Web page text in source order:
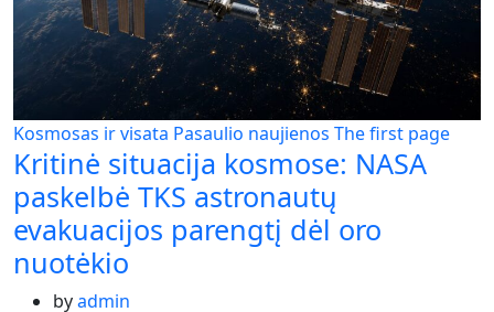
Kosmosas ir visata Pasaulio naujienos The first page
Kritinė situacija kosmose: NASA
paskelbė TKS astronautų
evakuacijos parengtį dėl oro
nuotėkio
byadmin